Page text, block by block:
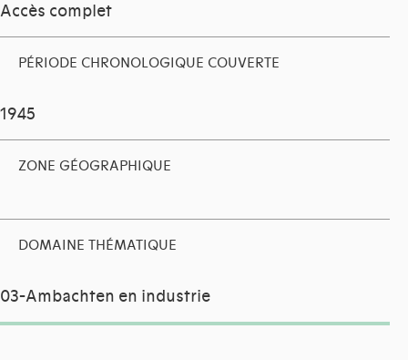
Accès complet
PÉRIODE CHRONOLOGIQUE COUVERTE
1945
ZONE GÉOGRAPHIQUE
DOMAINE THÉMATIQUE
03-Ambachten en industrie